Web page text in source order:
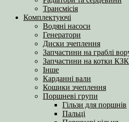
Трансмісія
Комплектуючі
Водяні насоси
Генератори
Диски зчеплення
Запчастини на граблі
Запчастини на котки КЗК
Інше
Карданні вали
Кошики зчеплення
Поршневі групи
Гільзи для поршнів
Пальці